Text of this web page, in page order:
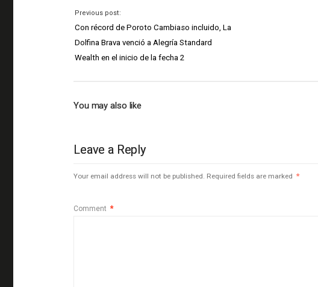
Previous post:
Con récord de Poroto Cambiaso incluido, La
Dolfina Brava venció a Alegría Standard
Wealth en el inicio de la fecha 2
You may also like
Leave a Reply
Your email address will not be published. Required fields are marked *
Comment *